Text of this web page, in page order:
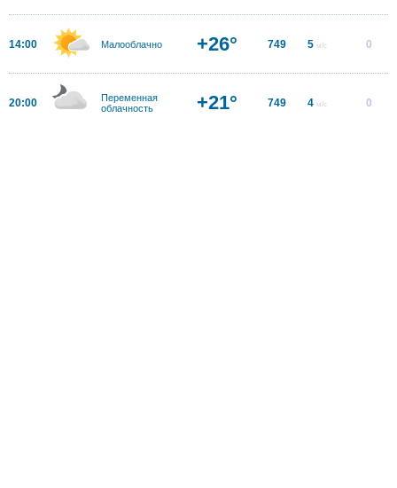
14:00 Малооблачно +26° 749 5 м/с 0
20:00
Переменная
облачность
+21° 749 4 м/с 0